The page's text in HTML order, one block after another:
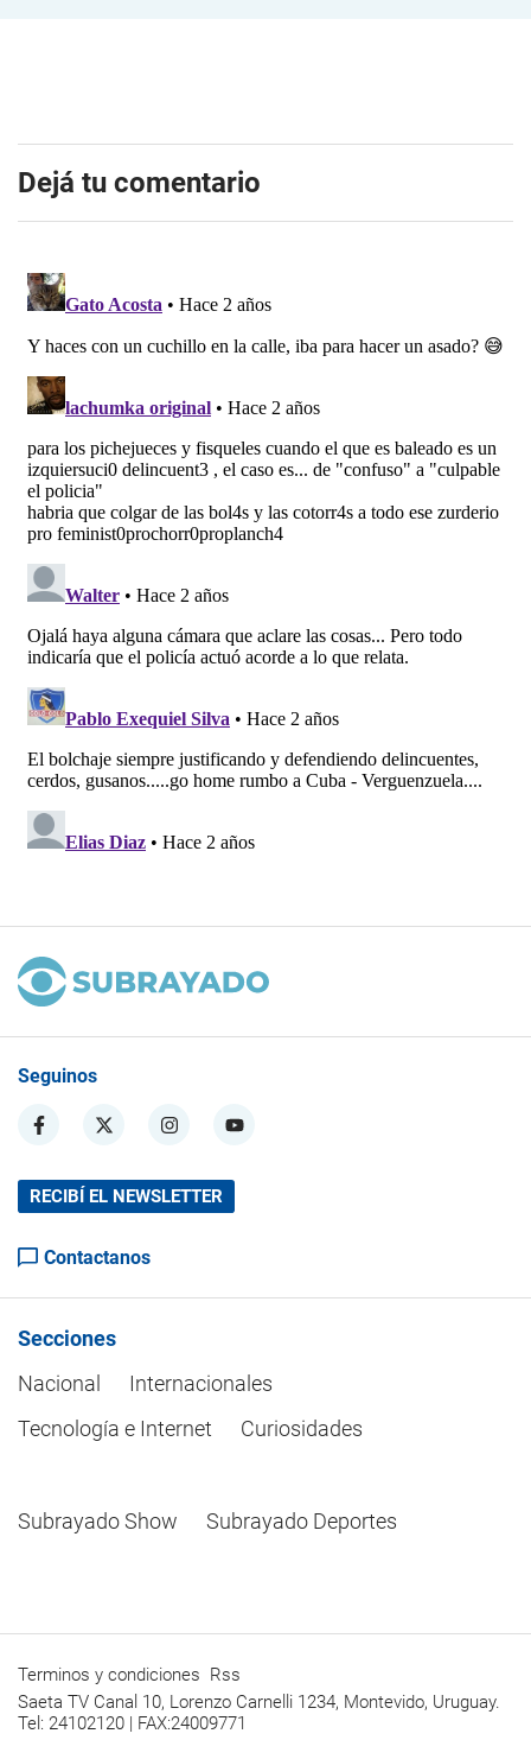
Dejá tu comentario
Seguinos
RECIBÍ EL NEWSLETTER
Contactanos
Secciones
Nacional
Internacionales
Tecnología e Internet
Curiosidades
Subrayado Show Subrayado Deportes
Terminos y condiciones Rss
Saeta TV Canal 10, Lorenzo Carnelli 1234, Montevido, Uruguay.
Tel: 24102120 | FAX:24009771